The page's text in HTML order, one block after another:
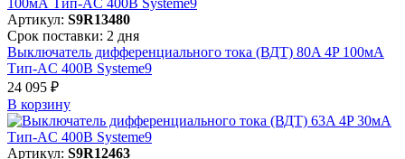
Артикул: S9R13480
Срок поставки: 2 дня
Выключатель дифференциального тока (ВДТ) 80A 4P 100мА
Тип-AC 400В Systeme9
24 095 ₽
В корзинy
Артикул: S9R12463